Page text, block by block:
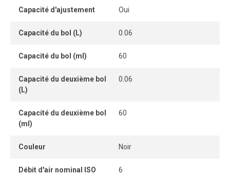
en ligne ou dans un système complet de traitement d’air.
Une solution compacte, durable et efficace pour optimiser
industriels.
Capacité d'ajustement Oui
Capacité du bol (L) 0.06
Capacité du bol (ml) 60
Capacité du deuxième bol
(L)
0.06
Capacité du deuxième bol
(ml)
60
Couleur Noir
Débit d'air nominal ISO
6